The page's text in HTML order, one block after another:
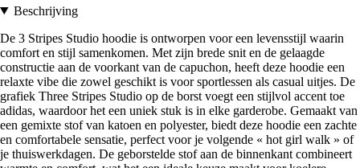
Beschrijving
De 3 Stripes Studio hoodie is ontworpen voor een levensstijl waarin
comfort en stijl samenkomen. Met zijn brede snit en de gelaagde
constructie aan de voorkant van de capuchon, heeft deze hoodie een
relaxte vibe die zowel geschikt is voor sportlessen als casual uitjes. De
grafiek Three Stripes Studio op de borst voegt een stijlvol accent toe
adidas, waardoor het een uniek stuk is in elke garderobe. Gemaakt van
een gemixte stof van katoen en polyester, biedt deze hoodie een zachte
en comfortabele sensatie, perfect voor je volgende « hot girl walk » of
je thuiswerkdagen. De geborstelde stof aan de binnenkant combineert